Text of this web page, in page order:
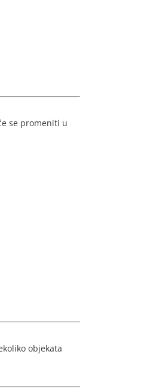
se promeniti u
objekata